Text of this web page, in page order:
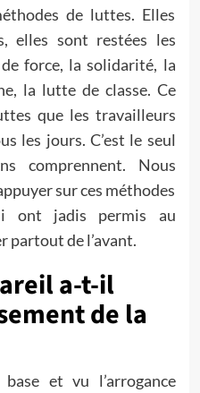
de luttes. Elles
elles sont restées les
force, la solidarité, la
la lutte de classe. Ce
que les travailleurs
les jours. C’est le seul
comprennent. Nous
sur ces méthodes
ont jadis permis au
partout de l’avant.
a-t-il
de la
et vu l’arrogance